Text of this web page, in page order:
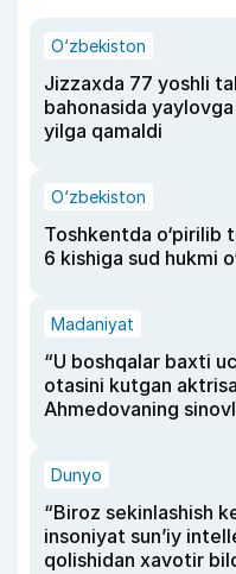
O‘zbekiston
Jizzaxda 77 yoshli
bahonasida
yilga qamaldi
O‘zbekiston
Toshkentda o‘pirilib
6 kishiga sud hukmi
Madaniyat
“U boshqalar baxti
otasini kutgan
Ahmedovaning
Dunyo
“Biroz sekinlashish
insoniyat sun’iy
qolishidan xavotir